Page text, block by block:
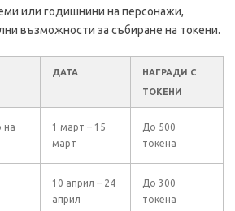
или годишнини на персонажи,
възможности за събиране на токени.
ДАТА
НАГРАДИ С
ТОКЕНИ
на
1 март – 15
март
До 500
токена
10 април – 24
април
До 300
токена